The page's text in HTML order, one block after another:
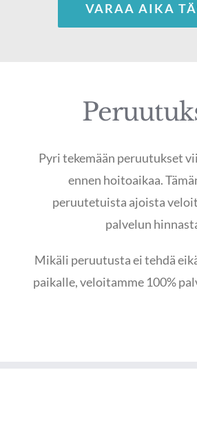
VARAA AIKA
Pyri tekemään peruutukset
ennen hoitoaikaa.
peruutetuista ajoista
palvelun
Mikäli peruutusta ei tehdä
paikalle, veloitamme 100%